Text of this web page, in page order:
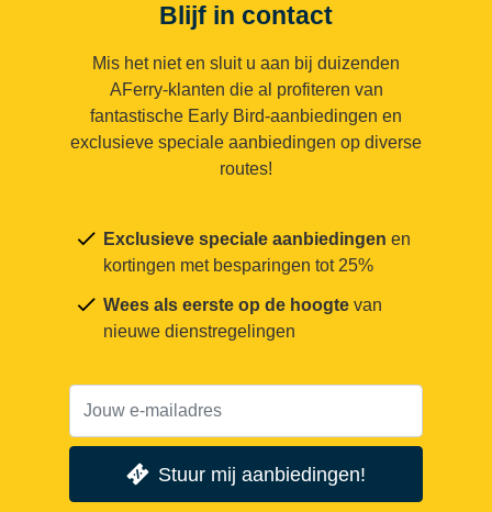
Blijf in contact
Mis het niet en sluit u aan bij duizenden
AFerry-klanten die al profiteren van
fantastische Early Bird-aanbiedingen en
exclusieve speciale aanbiedingen op diverse
routes!
Exclusieve speciale aanbiedingen en
kortingen met besparingen tot 25%
Wees als eerste op de hoogte van
nieuwe dienstregelingen
Stuur mij aanbiedingen!